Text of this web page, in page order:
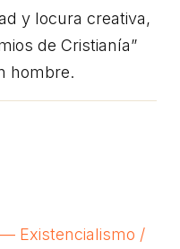
y locura creativa,
de Cristianía”
hombre.
Existencialismo /